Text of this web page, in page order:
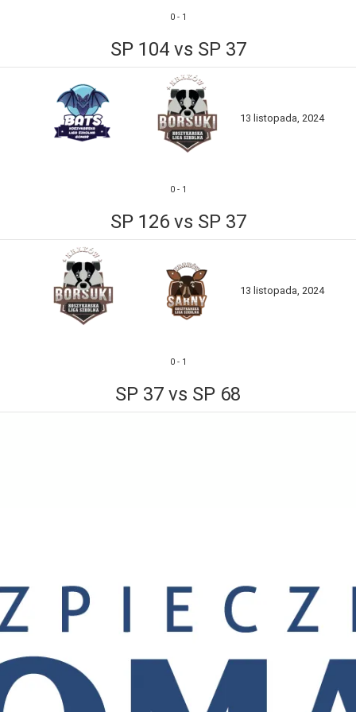
0- 1
SP 104 vs SP 37
13 listopada, 2024
0- 1
SP 126 vs SP 37
13 listopada, 2024
0- 1
SP 37 vs SP 68